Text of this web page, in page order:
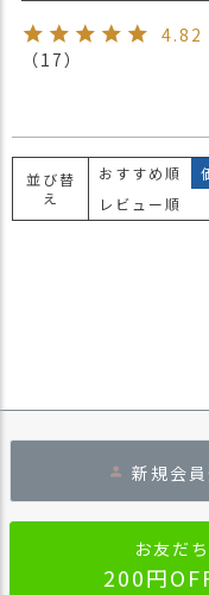
4.82
（17）
並び替
え
おすすめ順
レビュー順
新規会
お友だ
200円